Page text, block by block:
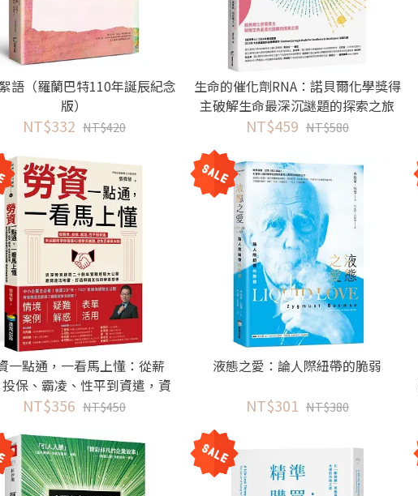
語（羅蘭巴特110年誕辰紀念
版）
NT$332 NT$420
生命的催化劑RNA：諾貝爾化學獎得
主破解生命最深沉謎題的探索之旅
NT$459 NT$580
一點通，一看馬上懂：從薪
保、霸凌、性平到資遣，資
帶你搞懂42個勞資議題，避
NT$356 NT$450
液態之愛：論人際紐帶的脆弱
NT$301 NT$380